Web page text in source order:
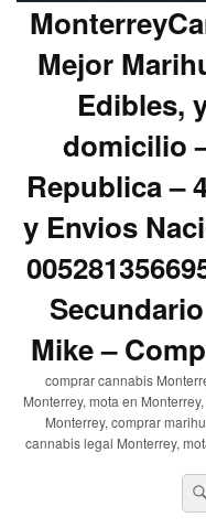
Mejor
Edibles,
domicilio
Republica –
y Envios
Mike –
comprar cannabis
Monterrey, mota en
Monterrey, comprar
cannabis legal Monterrey,
for: